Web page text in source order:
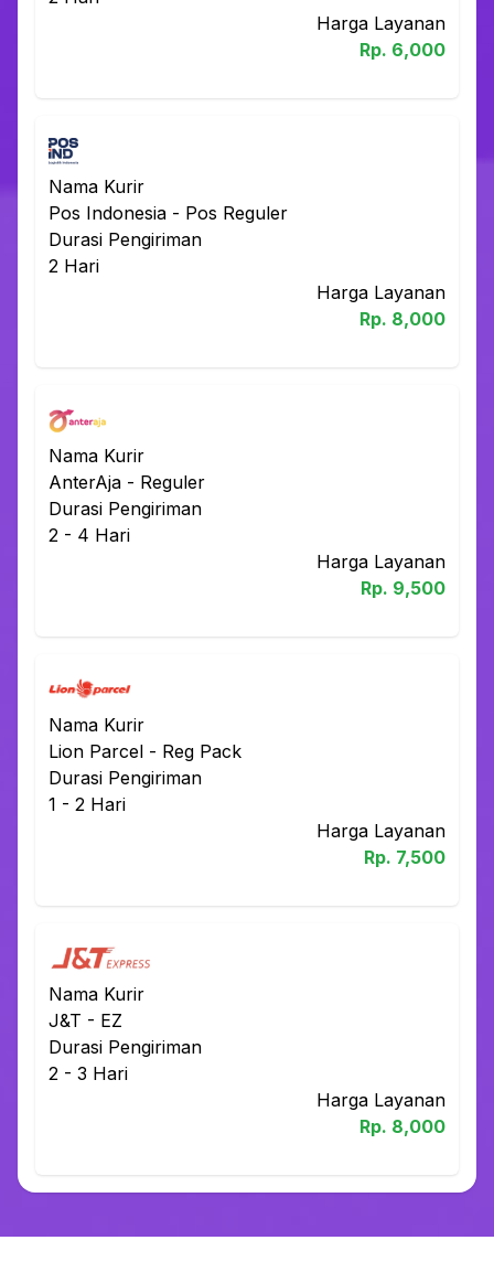
Harga Layanan
Rp. 6,000
Nama Kurir
Pos Indonesia - Pos Reguler
Durasi Pengiriman
2 Hari
Harga Layanan
Rp. 8,000
Nama Kurir
AnterAja - Reguler
Durasi Pengiriman
2 - 4 Hari
Harga Layanan
Rp. 9,500
Nama Kurir
Lion Parcel - Reg Pack
Durasi Pengiriman
1 - 2 Hari
Harga Layanan
Rp. 7,500
Nama Kurir
J&T - EZ
Durasi Pengiriman
2 - 3 Hari
Harga Layanan
Rp. 8,000